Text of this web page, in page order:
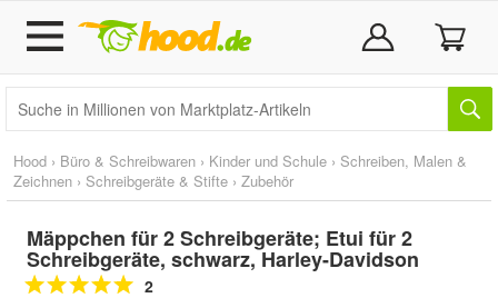
Hood › Büro & Schreibwaren › Kinder und Schule › Schreiben, Malen &
Zeichnen › Schreibgeräte & Stifte › Zubehör
Mäppchen für 2 Schreibgeräte; Etui für 2
Schreibgeräte, schwarz, Harley-Davidson
2